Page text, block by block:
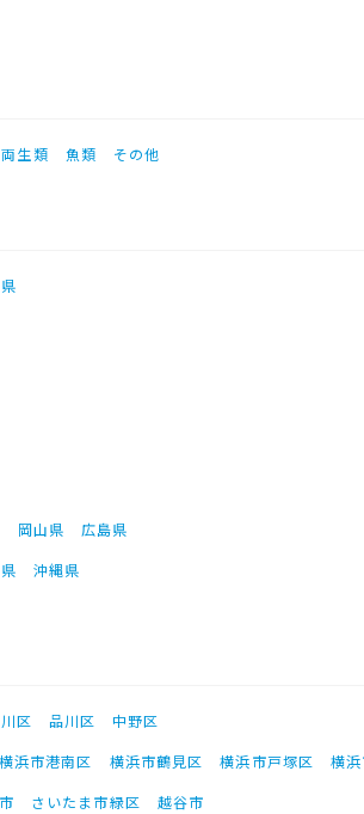
両生類 魚類 その他
岡山県
広島県
沖縄県
区 品川区
中野区
横浜市港南区 横浜市鶴見区 横浜市戸塚区
横
さいたま市緑区
越谷市